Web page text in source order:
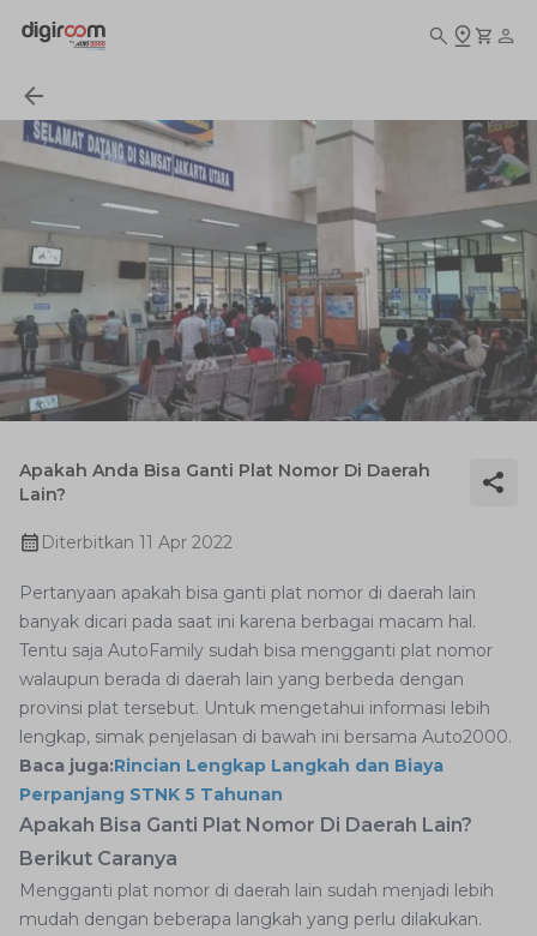
Apakah Anda Bisa Ganti Plat Nomor Di Daerah
Lain?
Diterbitkan 11 Apr 2022
Pertanyaan apakah bisa ganti plat nomor di daerah lain
banyak dicari pada saat ini karena berbagai macam hal.
Tentu saja AutoFamily sudah bisa mengganti plat nomor
walaupun berada di daerah lain yang berbeda dengan
provinsi plat tersebut. Untuk mengetahui informasi lebih
lengkap, simak penjelasan di bawah ini bersama Auto2000.
Baca juga:Rincian Lengkap Langkah dan Biaya
Perpanjang STNK 5 Tahunan
Apakah Bisa Ganti Plat Nomor Di Daerah Lain?
Berikut Caranya
Mengganti plat nomor di daerah lain sudah menjadi lebih
mudah dengan beberapa langkah yang perlu dilakukan.